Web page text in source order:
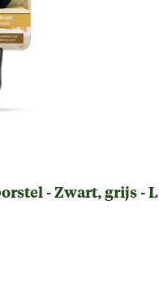
- Zwart, grijs - L